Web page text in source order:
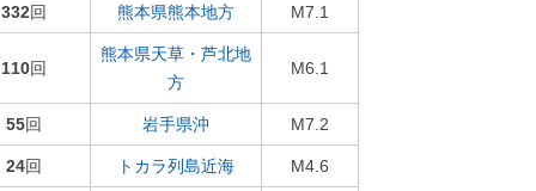
332回 熊本県熊本地方 M7.1
110回
熊本県天草・芦北地
方
M6.1
55回 岩手県沖 M7.2
24回 トカラ列島近海 M4.6